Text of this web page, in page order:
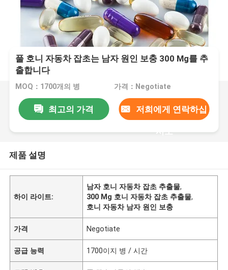
풀 호니 자동차 잡초는 남자 원인 보충 300 Mg를 추
출합니다
MOQ：1700개의 병 가격：Negotiate
최고의 가격 저희에게 연락하십
시오
제품 설명
하이 라이트:
남자 호니 자동차 잡초 추출물,
300 Mg 호니 자동차 잡초 추출물,
호니 자동차 남자 원인 보충
가격 Negotiate
공급 능력 1700이지 병 / 시간